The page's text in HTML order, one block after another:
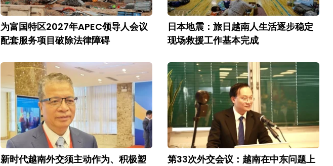
为富国特区2027年APEC领导人会议
配套服务项目破除法律障碍
日本地震：旅日越南人生活逐步稳定
现场救援工作基本完成
新时代越南外交须主动作为、积极塑
第33次外交会议：越南在中东问题上